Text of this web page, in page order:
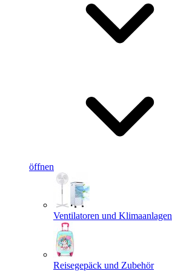
öffnen
Ventilatoren und Klimaanlagen
Reisegepäck und Zubehör